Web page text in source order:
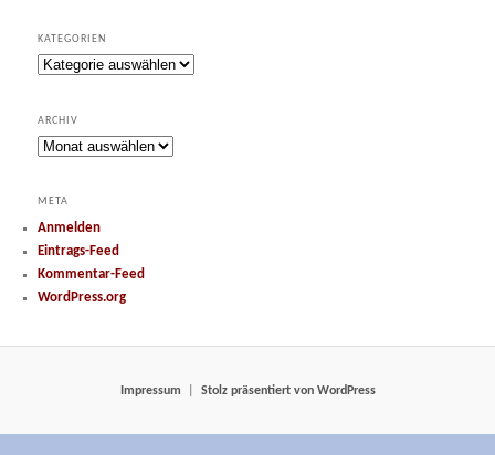
KATEGORIEN
Kategorien
ARCHIV
Archiv
META
Anmelden
Eintrags-Feed
Kommentar-Feed
WordPress.org
Impressum Stolz präsentiert von WordPress